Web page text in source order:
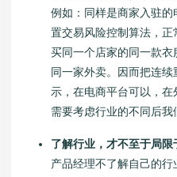
例如：同样是商家入驻
置交易风险控制算法，
买同一个店家的同一款
同一家外卖。因而把连
示，在电商平台可以，
需要考虑行业的不同后我
了解行业，才不至于局
产品经理不了解自己的